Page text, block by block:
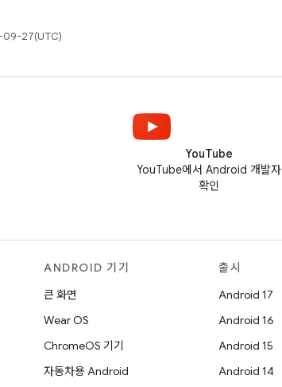
09-27(UTC)
YouTube
YouTube에서 Android 개발자
확인
ANDROID 기기
큰 화면
Wear OS
ChromeOS 기기
자동차용 Android
출시
Android 17
Android 16
Android 15
Android 14